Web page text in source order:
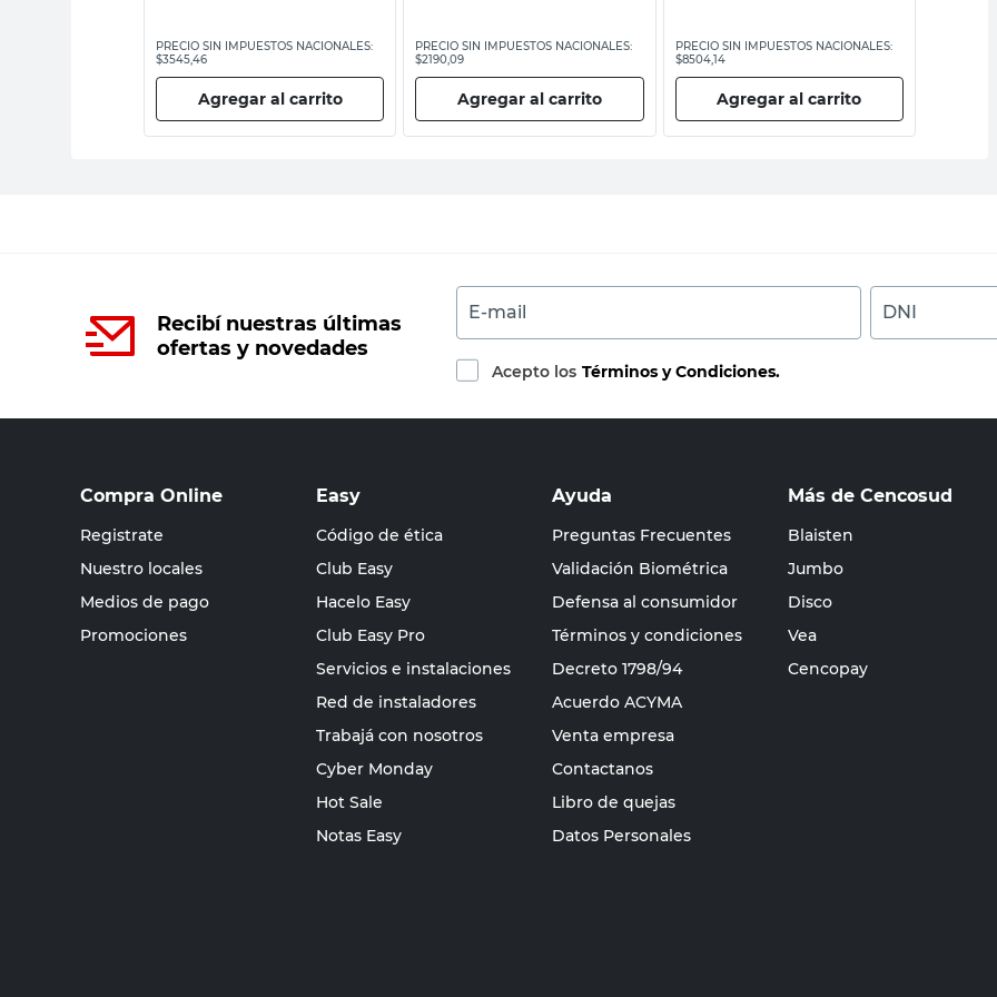
PRECIO SIN IMPUESTOS NACIONALES:
$3545,46
Agregar al carrito
PRECIO SIN IMPUESTOS NACIONALES:
$2190,09
Agregar al carrito
PRECIO SIN IMPUESTOS NACIONALES:
$8504,14
Agregar al carrito
Recibí nuestras últimas
ofertas y novedades
E-mail DNI
Acepto los Términos y Condiciones.
Compra Online
Registrate
Nuestro locales
Medios de pago
Promociones
Easy
Código de ética
Club Easy
Hacelo Easy
Club Easy Pro
Servicios e instalaciones
Red de instaladores
Trabajá con nosotros
Cyber Monday
Hot Sale
Notas Easy
Ayuda
Preguntas Frecuentes
Validación Biométrica
Defensa al consumidor
Términos y condiciones
Decreto 1798/94
Acuerdo ACYMA
Venta empresa
Contactanos
Libro de quejas
Datos Personales
Más de Cencosud
Blaisten
Jumbo
Disco
Vea
Cencopay